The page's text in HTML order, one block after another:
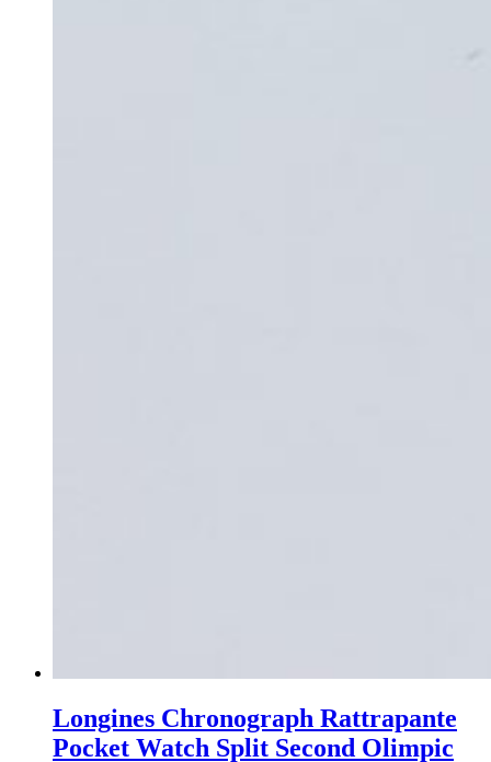
Longines Chronograph Rattrapante
Pocket Watch Split Second Olimpic